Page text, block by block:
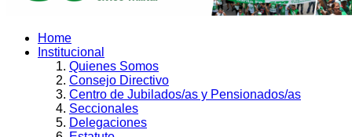
Home
Institucional
Quienes Somos
Consejo Directivo
Centro de Jubilados/as y Pensionados/as
Seccionales
Delegaciones